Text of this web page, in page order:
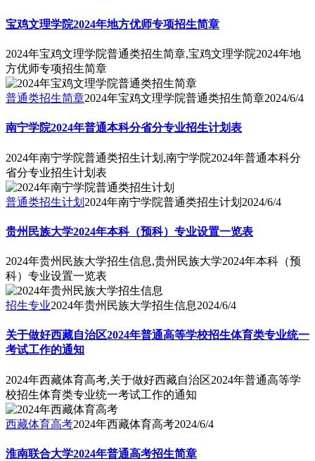
宝鸡文理学院2024年地方优师专项招生简章
2024年宝鸡文理学院普通类招生简章,宝鸡文理学院2024年地
方优师专项招生简章
普通类招生简章2024年宝鸡文理学院普通类招生简章2024/6/4
南宁学院2024年普通本科分省分专业招生计划表
2024年南宁学院普通类招生计划,南宁学院2024年普通本科分
省分专业招生计划表
普通类招生计划 2024年南宁学院普通类招生计划 2024/6/4
贵州民族大学2024年本科（预科）专业设置一览表
2024年贵州民族大学招生信息,贵州民族大学2024年本科（预
科）专业设置一览表
招生专业2024年贵州民族大学招生信息2024/6/4
关于做好西藏自治区2024年普通高等学校招生体育类专业统一
考试工作的通知
2024年西藏体育高考,关于做好西藏自治区2024年普通高等学
校招生体育类专业统一考试工作的通知
西藏体育高考2024年西藏体育高考2024/6/4
淮南联合大学2024年普通高考招生简章